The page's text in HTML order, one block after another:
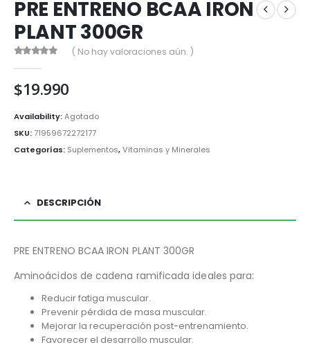
PRE ENTRENO BCAA IRON
PLANT 300GR
( No hay valoraciones aún. )
$19.990
Availability:Agotado
SKU:71959672272177
Categorías: Suplementos,Vitaminas y Minerales
DESCRIPCIÓN
PRE ENTRENO BCAA IRON PLANT 300GR
Aminoácidos de cadena ramificada ideales para:
Reducir fatiga muscular.
Prevenir pérdida de masa muscular.
Mejorar la recuperación post-entrenamiento.
Favorecer el desarrollo muscular.